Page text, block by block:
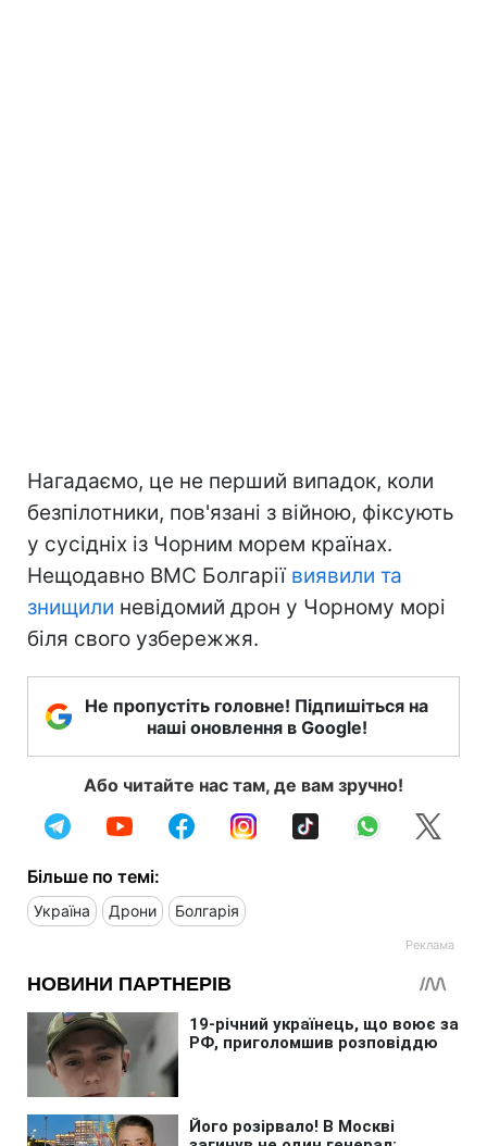
Нагадаємо, це не перший випадок, коли
безпілотники, пов'язані з війною, фіксують
у сусідніх із Чорним морем країнах.
Нещодавно ВМС Болгарії виявили та
знищили невідомий дрон у Чорному морі
біля свого узбережжя.
Не пропустіть головне! Підпишіться на
наші оновлення в Google!
Або читайте нас там, де вам зручно!
Більше по темі:
Україна Дрони Болгарія